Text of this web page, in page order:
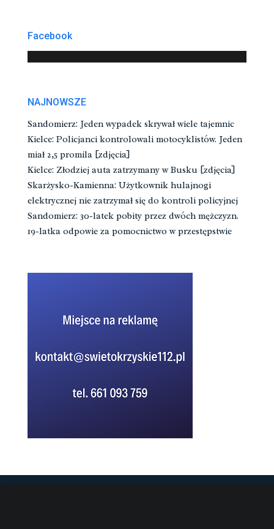
Facebook
NAJNOWSZE
Sandomierz: Jeden wypadek skrywał wiele tajemnic
Kielce: Policjanci kontrolowali motocyklistów. Jeden
miał 2,5 promila [zdjęcia]
Kielce: Złodziej auta zatrzymany w Busku [zdjęcia]
Skarżysko-Kamienna: Użytkownik hulajnogi
elektrycznej nie zatrzymał się do kontroli policyjnej
Sandomierz: 30-latek pobity przez dwóch mężczyzn.
19-latka odpowie za pomocnictwo w przestępstwie